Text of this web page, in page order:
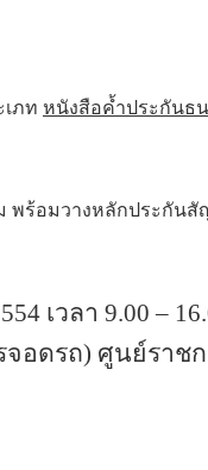
ภท หนังสือค้ำประกันธ
ร้อมวางหลักประกันสั
เวลา 9.00 –
จอดรถ) ศูนย์รา